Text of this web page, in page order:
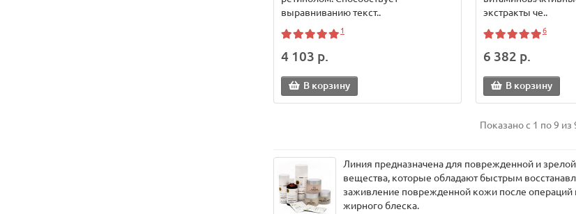
выравниванию текст..
1
4 103 р.
В корзину
экстракты че..
6
6 382 р.
В корзину
Показано с 1 по 9 из
Линия предназначена для поврежденной и
вещества, которые обладают быстрым
заживление поврежденной кожи после
жирного блеска.